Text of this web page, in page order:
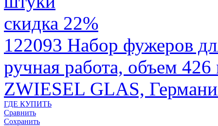
скидка 22%
122093 Набор фужеров
ручная работа, объем
ZWIESEL GLAS,
ГДЕ КУПИТЬ
Сравнить
Сохранить